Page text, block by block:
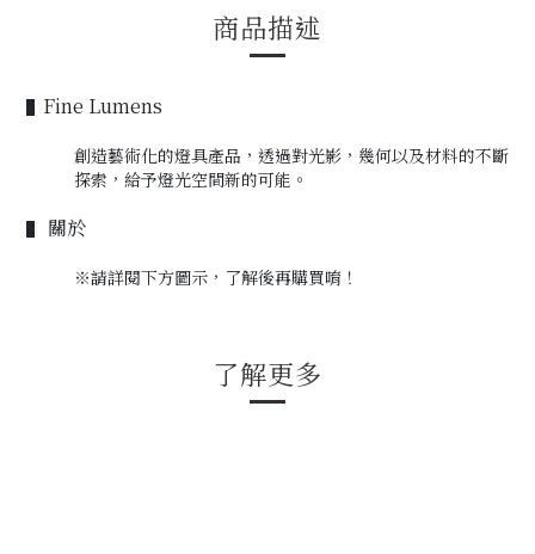
商品描述
▌ Fine Lumens
創造藝術化的燈具產品，透過對光影，幾何以及材料的不斷
探索，給予燈光空間新的可能。
▌ 關於
※請詳閱下方圖示， 了解後再購買唷！
了解更多